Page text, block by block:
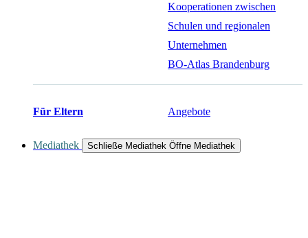
Kooperationen zwischen
Schulen und regionalen
Unternehmen
BO-Atlas Brandenburg
Für Eltern Angebote
Mediathek Schließe Mediathek Öffne Mediathek